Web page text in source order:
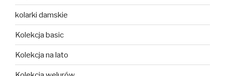
kolarki damskie
Kolekcja basic
Kolekcja na lato